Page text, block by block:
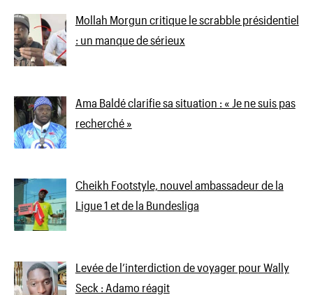
Mollah Morgun critique le scrabble présidentiel
: un manque de sérieux
Ama Baldé clarifie sa situation : « Je ne suis pas
recherché »
Cheikh Footstyle, nouvel ambassadeur de la
Ligue 1 et de la Bundesliga
Levée de l’interdiction de voyager pour Wally
Seck : Adamo réagit